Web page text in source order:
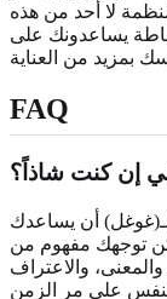
لا أحد من هذه
يساعدونك على
بمزيد من العناية
FAQ
إن كنت شاذاً؟
أن يساعدك
توجهك مفهوم من
والاعتراف